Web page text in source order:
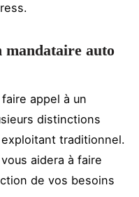
mandataire auto
appel à un
distinctions
traditionnel.
aidera à faire
de vos besoins